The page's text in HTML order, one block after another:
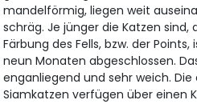
mandelförmig, liegen weit
schräg. Je jünger die Katzen sind,
Färbung des Fells, bzw. der
neun Monaten abgeschlossen.
enganliegend und sehr weich.
Siamkatzen verfügen über einen